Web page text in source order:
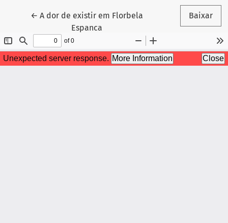
← Voltar aos Detalhes do Artigo
A dor de existir em Florbela
Espanca
Baixar